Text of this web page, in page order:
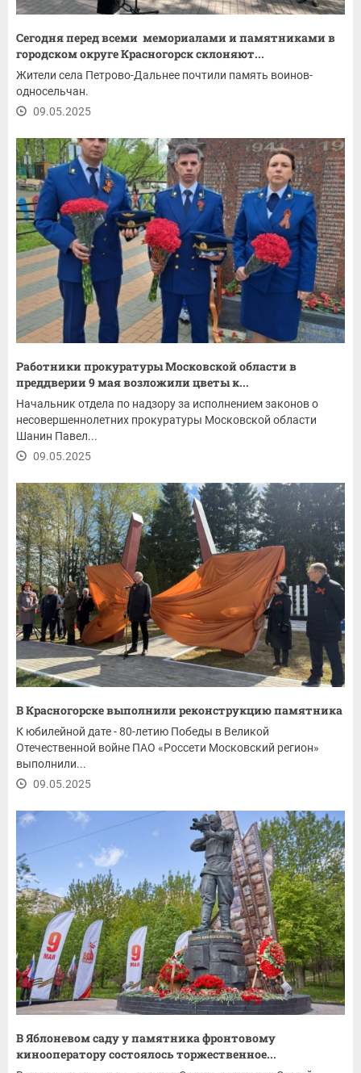
Сегодня перед всеми мемориалами и памятниками в
городском округе Красногорск склоняют...
Жители села Петрово-Дальнее почтили память воинов-
односельчан.
09.05.2025
Работники прокуратуры Московской области в
преддверии 9 мая возложили цветы к...
Начальник отдела по надзору за исполнением законов о
несовершеннолетних прокуратуры Московской области
Шанин Павел...
09.05.2025
В Красногорске выполнили реконструкцию памятника
К юбилейной дате - 80-летию Победы в Великой
Отечественной войне ПАО «Россети Московский регион»
выполнили...
09.05.2025
В Яблоневом саду у памятника фронтовому
кинооператору состоялось торжественное...